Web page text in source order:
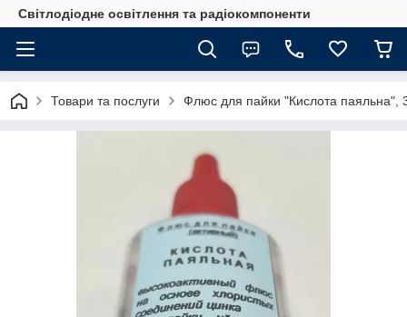
Світлодіодне освітлення та радіокомпоненти
Товари та послуги Флюс для пайки "Кислота паяльна",